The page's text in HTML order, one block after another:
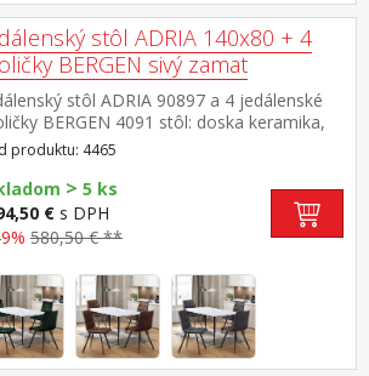
stôl ADRIA 140x80 + 4
BERGEN sivý zamat
stôl ADRIA 90897 a 4 jedálenské
BERGEN 4091 stôl: doska keramika,
prevedenie imitácia mramoru kovová
farebné prevedenie
stolička: zamatový poťah, farebné
sivá kovová konštrukcia, farebné
čierna výška sedu stoličky 49
rozmer stola (š/h/v) 140 × 70 × 75
rozmer stoličky (š/h/v) 45 × 53 × 88 cm
produktu: 4465
> 5 ks
€ s DPH
580,50 € **